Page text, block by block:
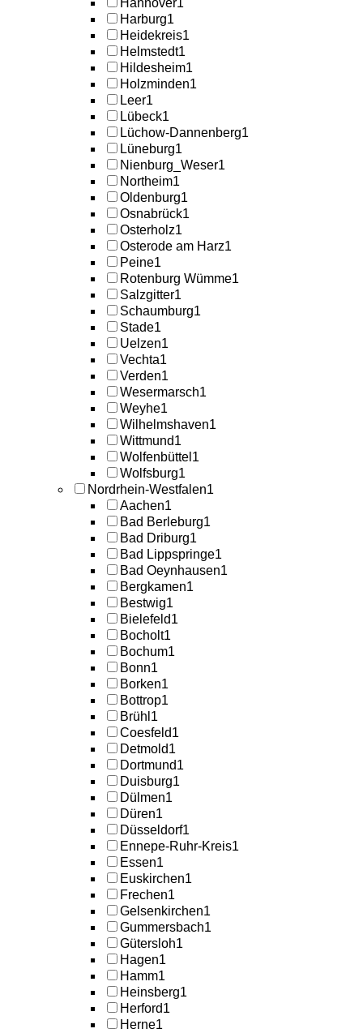
Hannover1
Harburg1
Heidekreis1
Helmstedt1
Hildesheim1
Holzminden1
Leer1
Lübeck1
Lüchow-Dannenberg1
Lüneburg1
Nienburg_Weser1
Northeim1
Oldenburg1
Osnabrück1
Osterholz1
Osterode am Harz1
Peine1
Rotenburg Wümme1
Salzgitter1
Schaumburg1
Stade1
Uelzen1
Vechta1
Verden1
Wesermarsch1
Weyhe1
Wilhelmshaven1
Wittmund1
Wolfenbüttel 1
Wolfsburg1
Nordrhein-Westfalen1
Aachen1
Bad Berleburg1
Bad Driburg1
Bad Lippspringe1
Bad Oeynhausen1
Bergkamen1
Bestwig1
Bielefeld1
Bocholt1
Bochum1
Bonn1
Borken1
Bottrop1
Brühl 1
Coesfeld1
Detmold1
Dortmund1
Duisburg1
Dülmen1
Düren1
Düsseldorf1
Ennepe-Ruhr-Kreis1
Essen1
Euskirchen1
Frechen1
Gelsenkirchen1
Gummersbach1
Gütersloh1
Hagen1
Hamm1
Heinsberg1
Herford1
Herne1